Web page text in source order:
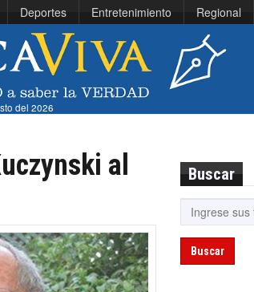
Deportes Entretenimiento Regional
del 2026
al
Buscar
Buscar